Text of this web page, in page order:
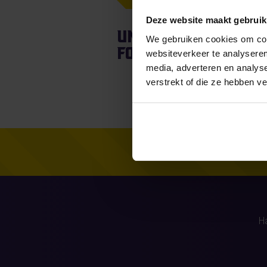
Deze website maakt
We gebruiken cookies om
websiteverkeer te
media, adverteren en
verstrekt of die ze hebben
Unfortunately,
found.